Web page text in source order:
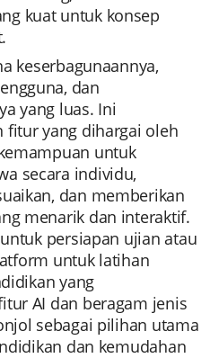
kuat untuk konsep
keserbagunaannya,
dan
yang luas. Ini
fitur yang dihargai oleh
untuk
secara individu,
dan memberikan
menarik dan interaktif.
persiapan ujian atau
untuk latihan
yang
AI dan beragam jenis
sebagai pilihan utama
dan kemudahan